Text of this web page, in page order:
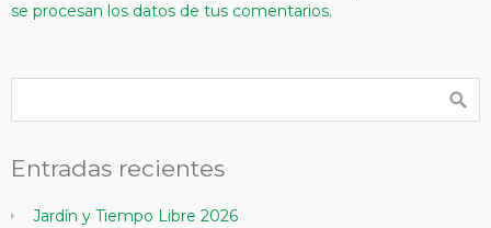
se procesan los datos de tus comentarios.
Entradas recientes
Jardín y Tiempo Libre 2026